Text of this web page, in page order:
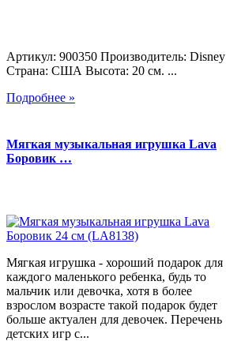
Артикул: 900350 Производитель: Disney
Страна: США Высота: 20 см. ...
Подробнее »
Мягкая музыкальная игрушка Lava
Боровик …
Мягкая игрушка - хороший подарок для
каждого маленького ребенка, будь то
мальчик или девочка, хотя в более
взрослом возрасте такой подарок будет
больше актуален для девочек. Перечень
детских игр с...